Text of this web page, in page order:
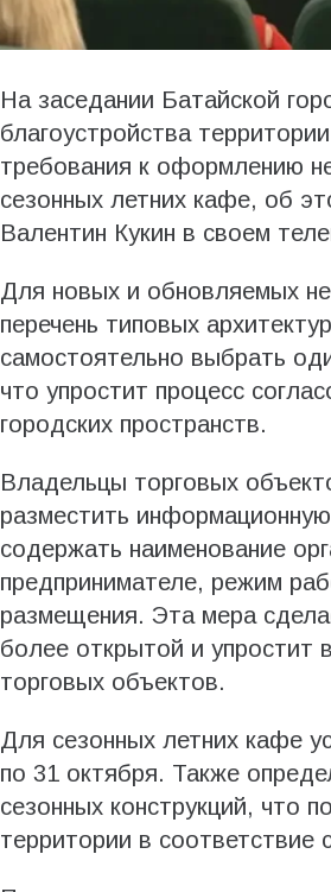
На заседании Батайской
благоустройства
требования к оформлению
сезонных летних кафе, об
Валентин Кукин в своем
Для новых и обновляемых
перечень типовых
самостоятельно выбрать
что упростит процесс
городских пространств.
Владельцы торговых
разместить
содержать наименование
предпринимателе, режим
размещения. Эта мера
более открытой и упростит
торговых объектов.
Для сезонных летних кафе
по 31 октября. Также
сезонных конструкций, что
территории в соответствие